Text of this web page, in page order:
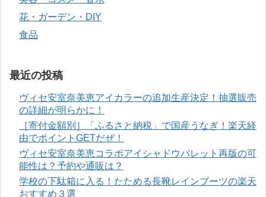
花・ガーデン・DIY
食品
最近の投稿
ヴィセ安室奈美恵アイカラーの追加生産決定！抽選販売
の詳細が明らかに！
［寄付金額別］「ふるさと納税」で国産うなぎ！楽天経
由でポイントGETだぜ！
ヴィセ安室奈美恵コラボアイシャドウパレット再版の可
能性は？予約や通販は？
学校の下駄箱に入る！たためる長靴レインブーツの楽天
おすすめ３選